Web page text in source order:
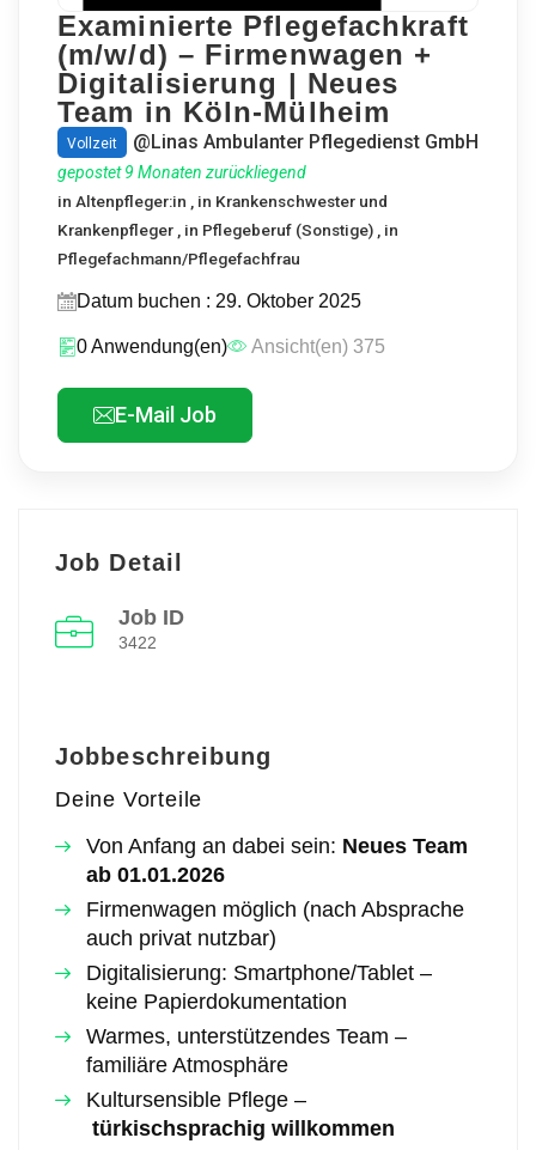
Examinierte Pflegefachkraft
(m/w/d) – Firmenwagen +
Digitalisierung | Neues
Team in Köln-Mülheim
Vollzeit @Linas Ambulanter Pflegedienst GmbH
gepostet 9 Monaten zurückliegend
in Altenpfleger:in , in Krankenschwester und
Krankenpfleger
, in Pflegeberuf (Sonstige)
, in
Pflegefachmann/Pflegefachfrau
Datum buchen : 29. Oktober 2025
0 Anwendung(en) Ansicht(en) 375
E-Mail Job
Job Detail
Job ID
3422
Jobbeschreibung
Deine Vorteile
Von Anfang an dabei sein: Neues Team
ab 01.01.2026
Firmenwagen möglich (nach Absprache
auch privat nutzbar)
Digitalisierung: Smartphone/Tablet –
keine Papierdokumentation
Warmes, unterstützendes Team –
familiäre Atmosphäre
Kultursensible Pflege –
türkischsprachig willkommen